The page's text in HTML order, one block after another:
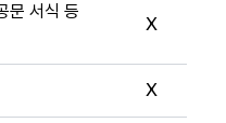
문 서식 등
X
X